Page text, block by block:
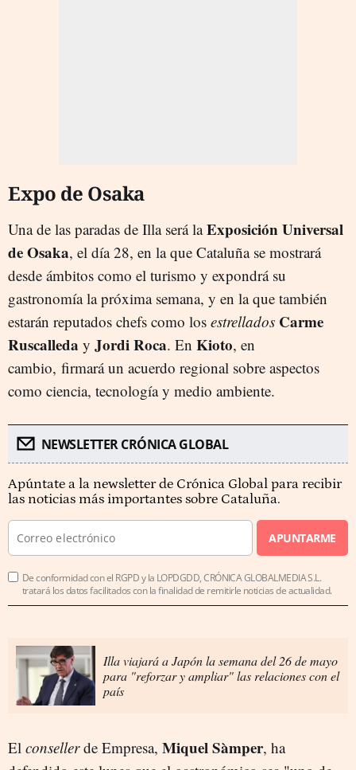
Expo de Osaka
Una de las paradas de Illa será laExposición Universal
de Osaka, el día 28, en la que Cataluña se mostrará
desde ámbitos como el turismo y expondrá su
gastronomía la próxima semana, y en la que también
estarán reputados chefs como los estrellados Carme
Ruscalleda y Jordi Roca. En Kioto, en
cambio, firmará un acuerdo regional sobre aspectos
como ciencia, tecnología y medio ambiente.
NEWSLETTER CRÓNICA GLOBAL
Apúntate a la newsletter de Crónica Global para recibir
las noticias más importantes sobre Cataluña.
APUNTARME
De conformidad con el RGPD y la LOPDGDD, CRÓNICA GLOBALMEDIA S.L.
tratará los datos facilitados con la finalidad de remitirle noticias de actualidad.
Illa viajará a Japón la semana del 26 de mayo
para "reforzar y ampliar" las relaciones con el
país
El consellerde Empresa, Miquel Sàmper, ha